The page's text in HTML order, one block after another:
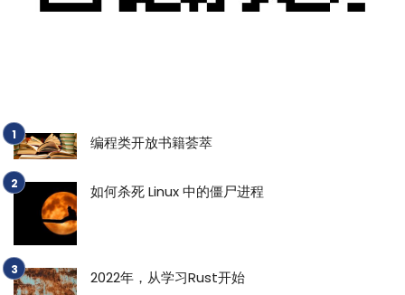
编程类开放书籍荟萃
如何杀死 Linux 中的僵尸进程
2022年，从学习Rust开始